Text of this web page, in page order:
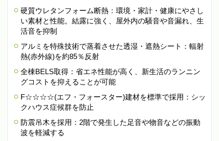
硬質ウレタンフォーム断熱：環境・家計・健康にやさし
い素材と性能。結露に強く、屋外内の騒音や音漏れ、生
活音を抑制
アルミを特殊技術で蒸着させた透湿・遮熱シート：輻射
熱(赤外線)を約85％反射
全棟BELS取得：省エネ性能が高く、新生活のランニン
グコストを抑えることが可能
F☆☆☆☆(エフ・フォースター)建材を標準で採用：シッ
クハウス症候群を防止
防震吊木を採用：2階で発生した足音や物音などの振動
波を軽減する